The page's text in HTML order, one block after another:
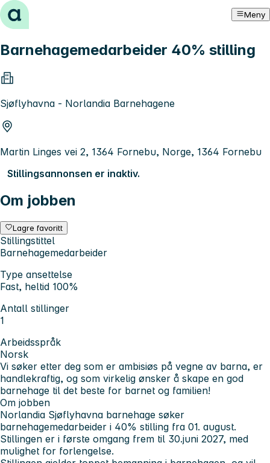
Hopp til innhold Meny
Barnehagemedarbeider 40% stilling
Sjøflyhavna - Norlandia Barnehagene
Martin Linges vei 2, 1364 Fornebu, Norge, 1364 Fornebu
Stillingsannonsen er inaktiv.
Om jobben
Lagre favoritt
Stillingstittel
Barnehagemedarbeider
Type ansettelse
Fast, heltid 100%
Antall stillinger
1
Arbeidsspråk
Norsk
Vi søker etter deg som er ambisiøs på vegne av barna, er
handlekraftig, og som virkelig ønsker å skape en god
barnehage til det beste for barnet og familien!
Om jobben
Norlandia Sjøflyhavna barnehage søker
barnehagemedarbeider i 40% stilling fra 01. august.
Stillingen er i første omgang frem til 30.juni 2027, med
mulighet for forlengelse.